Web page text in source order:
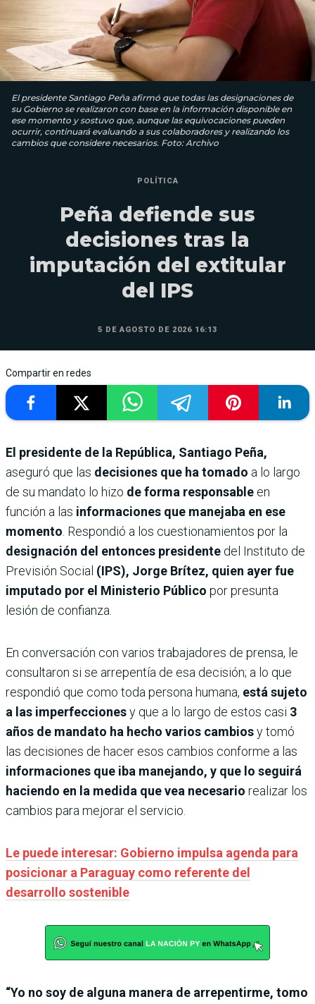
El presidente Santiago Peña afirmó que todas las designaciones de
su Gobierno se realizaron con base en la información disponible en
ese momento y sostuvo que, aunque las equivocaciones pueden
ocurrir, continuará evaluando a sus colaboradores y realizando los
cambios que considere necesarios. Foto: Archivo
POLÍTICA
Peña defiende sus
decisiones tras la
imputación del extitular
del IPS
5 DE AGOSTO DE 2026 16:13
Compartir en redes
El presidente de la República, Santiago Peña,
aseguró que las decisiones que ha tomado a lo largo
de su mandato lo hizo de forma responsable en
función a las informaciones que manejaba en ese
momento . Respondió a los cuestionamientos por la
designación del entonces presidente del Instituto de
Previsión Social (IPS), Jorge Brítez, quien ayer fue
imputado por el Ministerio Público por presunta
lesión de confianza.
En conversación con varios trabajadores de prensa, le
consultaron si se arrepentía de esa decisión; a lo que
respondió que como toda persona humana, está sujeto
a las imperfeccionesy que a lo largo de estos casi 3
años de mandato ha hecho varios cambiosy tomó
las decisiones de hacer esos cambios conforme a las
informaciones que iba manejando, y que lo seguirá
haciendo en la medida que vea necesario realizar los
cambios para mejorar el servicio.
Le puede interesar: Gobierno impulsa agenda para
posicionar a Paraguay como referente del
desarrollo sostenible
“Yo no soy de alguna manera de arrepentirme, tomo